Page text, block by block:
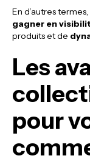
En d’autres
gagner en
produits et de
Les
pour